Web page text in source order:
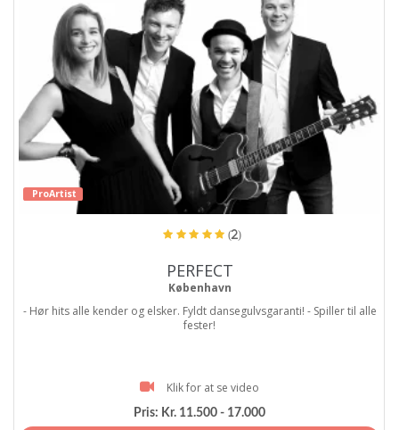
ProArtist
(2)
PERFECT
København
- Hør hits alle kender og elsker. Fyldt dansegulvsgaranti! - Spiller til alle
fester!
Klik for at se video
Pris: Kr. 11.500 - 17.000